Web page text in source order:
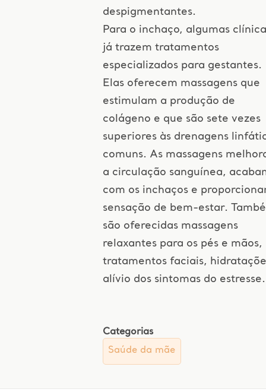
despigmentantes.
Para o inchaço, algumas
já trazem tratamentos
especializados para gestantes.
Elas oferecem massagens que
estimulam a produção de
colágeno e que são sete vezes
superiores às drenagens
comuns. As massagens
a circulação sanguínea,
com os inchaços e
sensação de bem-estar.
são oferecidas massagens
relaxantes para os pés e mãos,
tratamentos faciais,
alívio dos sintomas do estresse.
Categorias
Saúde da mãe